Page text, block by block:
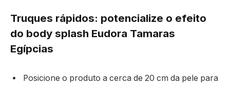
Truques rápidos: potencialize o efeito
do body splash Eudora Tamaras
Egípcias
Posicione o produto a cerca de 20 cm da pele para